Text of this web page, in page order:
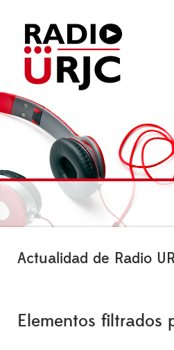
Actualidad de Radio
Elementos filtrados